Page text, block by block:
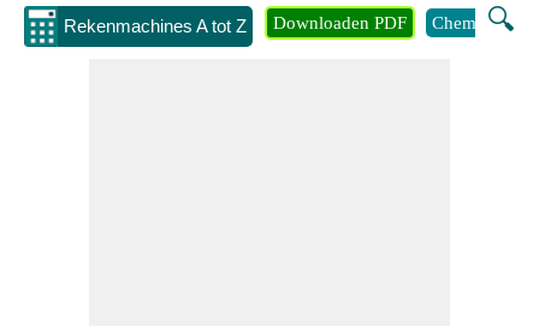
Rekenmachines A tot Z 🔍
Downloaden PDF Chemie